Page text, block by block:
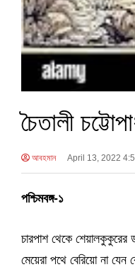
চৈতালী
আবহমান April 13, 2022
পশ্চিমবঙ্গ-১
চারপাশ থেকে
মেয়েরা পথে বেরিয়ো না যেন